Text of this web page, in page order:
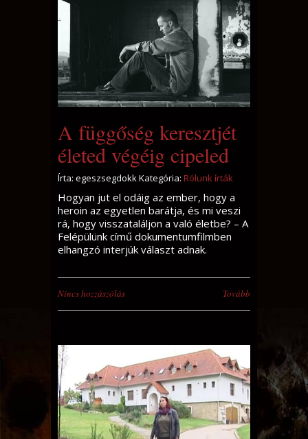
A függőség keresztjét
életed végéig cipeled
Írta: egeszsegdokk Kategória: Rólunk írták
Hogyan jut el odáig az ember, hogy a
heroin az egyetlen barátja, és mi veszi
rá, hogy visszataláljon a való életbe? – A
Felépülünk című dokumentumfilmben
elhangzó interjúk választ adnak.
Nincs hozzászólás Tovább